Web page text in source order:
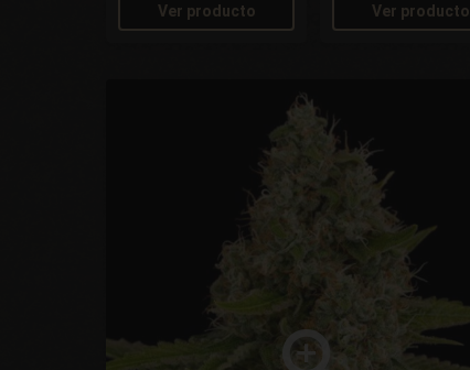
Ver producto Ver producto